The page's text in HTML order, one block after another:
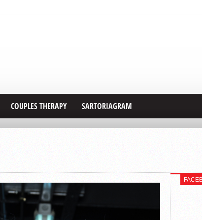
COUPLES THERAPY SARTORIAGRAM